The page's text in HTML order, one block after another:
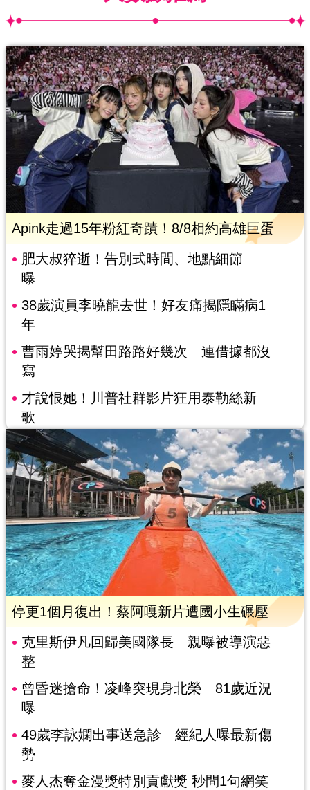
Apink走過15年粉紅奇蹟！8/8相約高雄巨蛋
肥大叔猝逝！告別式時間、地點細節
曝
38歲演員李曉龍去世！好友痛揭隱瞞病1
年
曹雨婷哭揭幫田路路好幾次 連借據都沒
寫
才說恨她！川普社群影片狂用泰勒絲新
歌
停更1個月復出！蔡阿嘎新片遭國小生碾壓
克里斯伊凡回歸美國隊長 親曝被導演惡
整
曾昏迷搶命！凌峰突現身北榮 81歲近況
曝
49歲李詠嫻出事送急診 經紀人曝最新傷
勢
麥人杰奪金漫獎特別貢獻獎 秒問1句網笑